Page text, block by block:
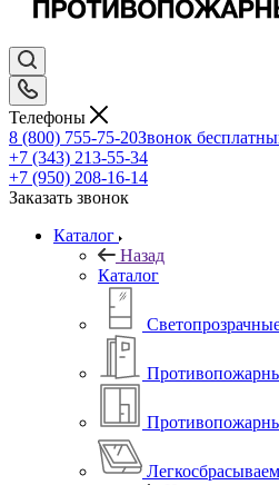
Телефоны
8 (800) 755-75-20Звонок
+7 (343) 213-55-34
+7 (950) 208-16-14
Заказать звонок
Каталог
Назад
Каталог